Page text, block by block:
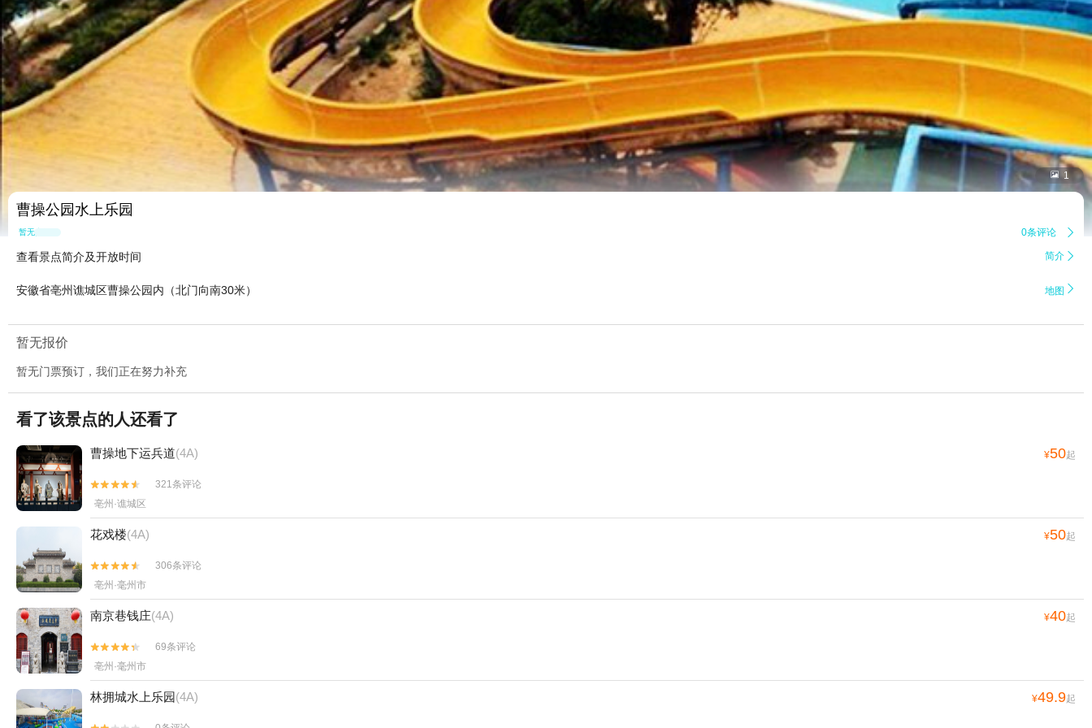
 1
曹操公园水上乐园
暂无点评 0条评论 
查看景点简介及开放时间 简介 
安徽省亳州谯城区曹操公园内（北门向南30米） 地图 
暂无报价
暂无门票预订，我们正在努力补充
看了该景点的人还看了
曹操地下运兵道(4A) ¥50起


321条评论
亳州·谯城区
花戏楼(4A) ¥50起


306条评论
亳州·毫州市
南京巷钱庄(4A) ¥40起


69条评论
亳州·毫州市
林拥城水上乐园(4A) ¥49.9起